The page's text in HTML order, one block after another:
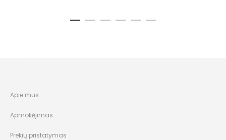
Apie mus
Apmokėjimas
Prekių pristatymas